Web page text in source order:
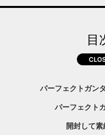
目
パーフェクトガン
パーフェクト
開封して